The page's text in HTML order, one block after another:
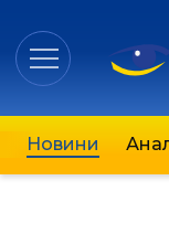
Новини